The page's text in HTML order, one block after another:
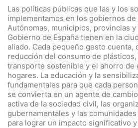
Las políticas públicas que las y los
implementamos en los gobiernos de
Autónomas, municipios, provincias
Gobierno de España tienen en la
aliado. Cada pequeño gesto cuenta,
reducción del consumo de
transporte sostenible y el ahorro de
hogares. La educación y la
fundamentales para que cada
se convierta en un agente de
activa de la sociedad civil, las
gubernamentales y las
para lograr un impacto significativo